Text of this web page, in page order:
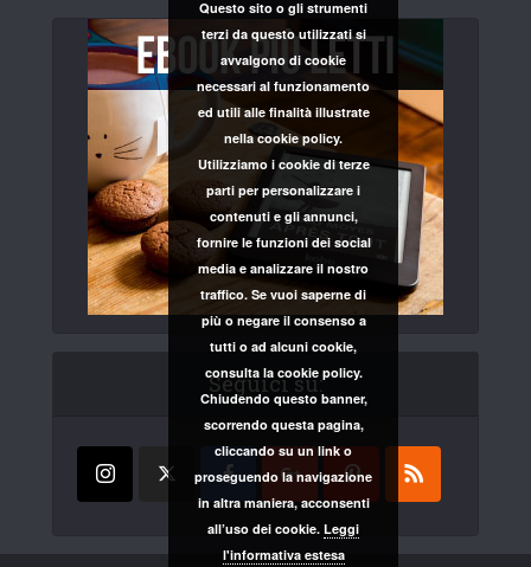
Seguici su:
Questo sito o gli strumenti
terzi da questo utilizzati si
avvalgono di cookie
necessari al funzionamento
ed utili alle finalità illustrate
nella cookie policy.
Utilizziamo i cookie di terze
parti per personalizzare i
contenuti e gli annunci,
fornire le funzioni dei social
media e analizzare il nostro
traffico. Se vuoi saperne di
più o negare il consenso a
tutti o ad alcuni cookie,
consulta la cookie policy.
Chiudendo questo banner,
scorrendo questa pagina,
cliccando su un link o
proseguendo la navigazione
in altra maniera, acconsenti
all’uso dei cookie. Leggi
l'informativa estesa